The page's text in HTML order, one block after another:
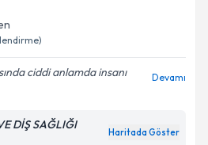
ciddi anlamda insanı
Devamı
DİŞ SAĞLIĞI
Haritada Göster